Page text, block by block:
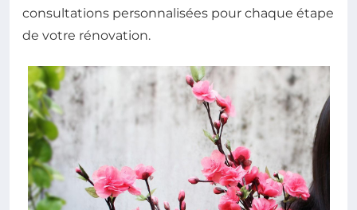
consultations personnalisées pour chaque étape
de votre rénovation.